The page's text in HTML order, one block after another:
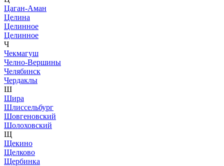
Цаган-Аман
Целина
Целинное
Целинное
Ч
Чекмагуш
Челно-Вершины
Челябинск
Чердаклы
Ш
Шира
Шлиссельбург
Шовгеновский
Шолоховский
Щ
Щекино
Щелково
Щербинка